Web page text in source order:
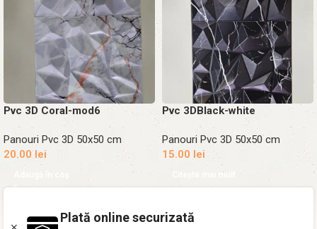
Pvc 3D Coral-mod6
Panouri Pvc 3D 50x50 cm
20.00lei
Adaugă în coș
Pvc 3DBlack-white
Panouri Pvc 3D 50x50 cm
15.00 lei
Citește mai mult
Plată online securizată